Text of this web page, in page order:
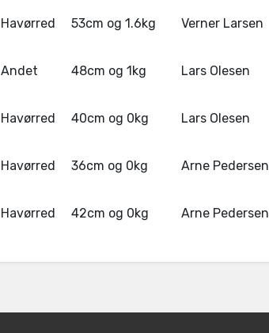
Havørred 53cm og 1.6kg Verner Larsen
Andet 48cm og 1kg Lars Olesen
Havørred 40cm og 0kg Lars Olesen
Havørred 36cm og 0kg Arne Pedersen
Havørred 42cm og 0kg Arne Pedersen